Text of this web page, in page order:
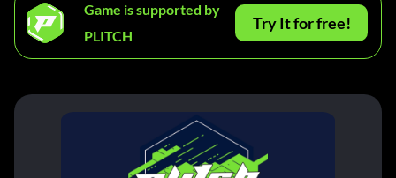
Game is supported by
PLITCH
Try It for free!